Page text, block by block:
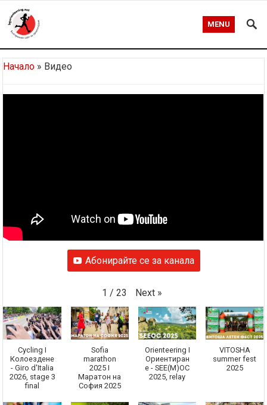
MENU
Начало » Видео
Абонирайте се за канала
1 / 23 Next »
Cycling I
Колоездене
- Giro d'Italia
2026, stage 3
final
Sofia
marathon
2025 I
Маратон на
София 2025
Orienteering I
Ориентиран
е - SEE(M)OC
2025, relay
VITOSHA
summer fest
2025